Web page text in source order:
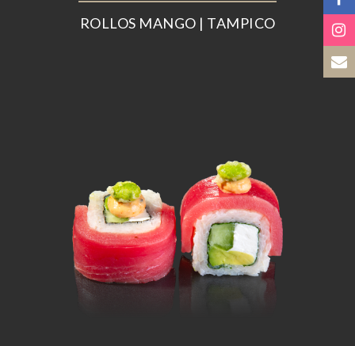
ROLLOS MANGO | TAMPICO